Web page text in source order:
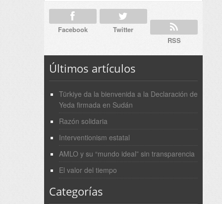
Facebook
Twitter
RSS
Últimos artículos
Türkiye da la bienvenida a la Declaración de
Yeda firmada en Sudán
Razón solidaria
Interventionism estatal
AMLO y su “mundo ideal” sin transparencia
El valor del tiempo
Categorías